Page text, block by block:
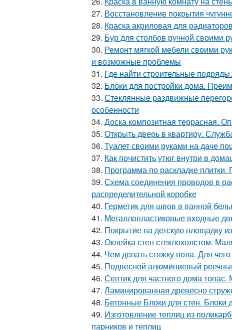
27. Восстановление покрытия
28. Краска акриловая для
29. Бур для столбов ручной своими
30. Ремонт мягкой мебели своими
и возможные проблемы
31. Где найти строительные
32. Блоки для постройки дома.
33. Стеклянные раздвижные
особенности
34. Доска композитная террасная.
35. Открыть дверь в квартиру.
36. Туалет своими руками на даче
37. Как почистить утюг внутри в
38. Программа по раскладке
39. Схема соединения проводов в
распределительной коробке
40. Герметик для швов в ванной
41. Металлопластиковые входные
42. Покрытие на детскую площадку
43. Оклейка стен стеклохолстом.
44. Чем делать стяжку пола. Для
45. Подвесной алюминиевый
46. Септик для частного дома
47. Ламинированная древесно
48. Бетонные Блоки для стен. Блоки
49. Изготовление теплиц из
парников и теплиц